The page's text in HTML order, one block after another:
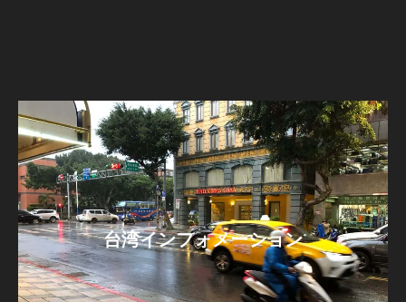
台湾インフォメーション